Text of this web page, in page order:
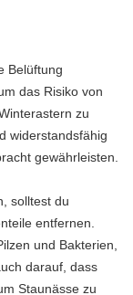
Belüftung
das Risiko von
zu
widerstandsfähig
gewährleisten.
solltest du
entfernen.
und Bakterien,
darauf, dass
Staunässe zu